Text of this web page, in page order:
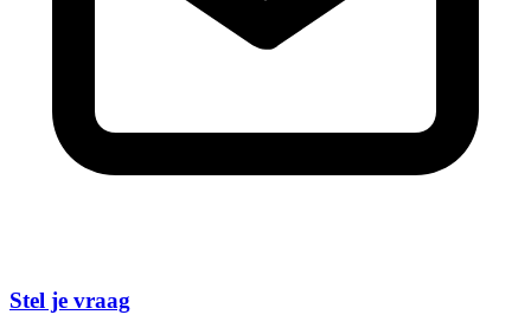
Stel je vraag